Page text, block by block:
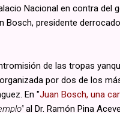
Nacional en contra del
presidente
de las tropas
por dos de los
En "Juan Bosch, una
al Dr. Ramón Pina